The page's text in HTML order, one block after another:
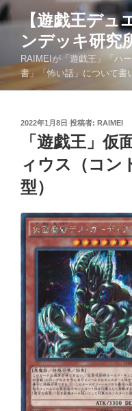
コ
ン
へ
【遊戯王デュ
ンデッキ研究
RAIMEIが「遊戯王」「ハ
書」「怖い話」について書
投
2022年1月8日 投稿者: RAIMEI
「遊戯王」
ィウス（コン
型）